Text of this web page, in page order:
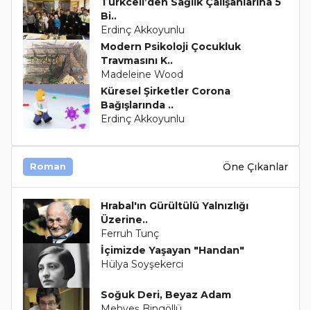
Bi..
Erdinç Akkoyunlu
Modern Psikoloji Çocukluk
Travmasını K..
Madeleine Wood
Küresel Şirketler Corona
Bağışlarında ..
Erdinç Akkoyunlu
Roman Öne Çıkanlar
Hrabal'ın Gürültülü Yalnızlığı
Üzerine..
Ferruh Tunç
İçimizde Yaşayan "Handan"
Hülya Soyşekerci
Soğuk Deri, Beyaz Adam